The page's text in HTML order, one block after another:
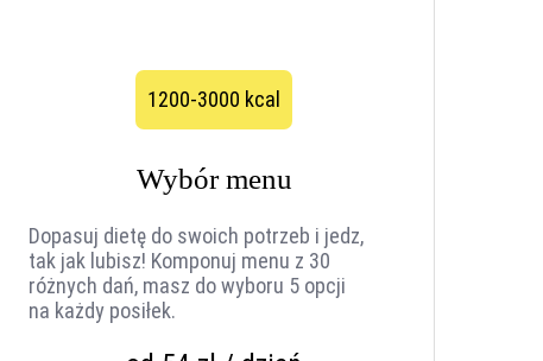
1200-3000 kcal
Wybór menu
Dopasuj dietę do swoich potrzeb i jedz,
tak jak lubisz! Komponuj menu z 30
różnych dań, masz do wyboru 5 opcji
na każdy posiłek.